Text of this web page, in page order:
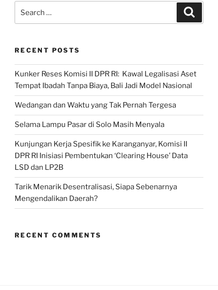
dan
di
Kancah
Dunia”
RECENT POSTS
Kunker Reses Komisi II DPR RI: Kawal Legalisasi Aset
Tempat Ibadah Tanpa Biaya, Bali Jadi Model Nasional
Wedangan dan Waktu yang Tak Pernah Tergesa
Selama Lampu Pasar di Solo Masih Menyala
Kunjungan Kerja Spesifik ke Karanganyar, Komisi II
DPR RI Inisiasi Pembentukan ‘Clearing House’ Data
LSD dan LP2B
Tarik Menarik Desentralisasi, Siapa Sebenarnya
Mengendalikan Daerah?
RECENT COMMENTS